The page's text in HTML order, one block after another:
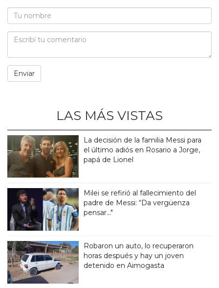
LAS MÁS VISTAS
La decisión de la familia Messi para
el último adiós en Rosario a Jorge,
papá de Lionel
Milei se refirió al fallecimiento del
padre de Messi: “Da vergüenza
pensar..."
Robaron un auto, lo recuperaron
horas después y hay un joven
detenido en Aimogasta